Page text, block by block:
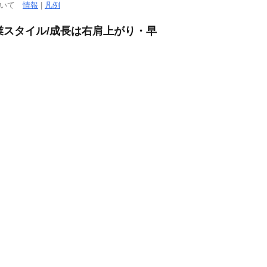
いて情報 凡例
タイル/成長は右肩上がり・早